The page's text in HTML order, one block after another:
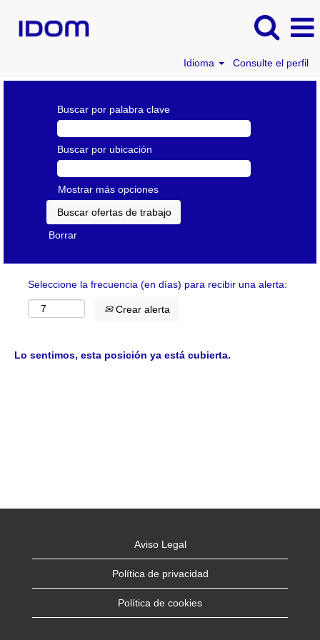
Idioma Consulte el perfil
Buscar por palabra clave
Buscar por ubicación
Mostrar más opciones
Borrar
Seleccione la frecuencia (en días) para recibir una alerta:
Crear alerta
Lo sentimos, esta posición ya está cubierta.
Aviso Legal
Política de privacidad
Política de cookies